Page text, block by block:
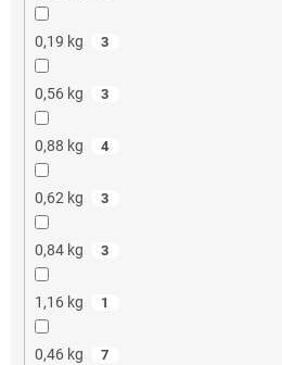
0,19 kg 3
0,56 kg 3
0,88 kg 4
0,62 kg 3
0,84 kg 3
1,16 kg 1
0,46 kg 7